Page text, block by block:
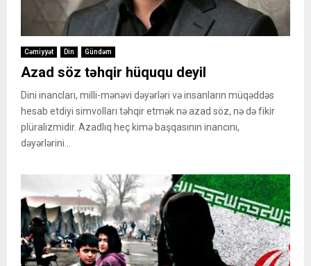
Cəmiyyət Din Gündəm
Azad söz təhqir hüququ deyil
Dini inancları, milli-mənəvi dəyərləri və insanların müqəddəs
hesab etdiyi simvolları təhqir etmək nə azad söz, nə də fikir
plüralizmidir. Azadlıq heç kimə başqasının inancını,
dəyərlərini...